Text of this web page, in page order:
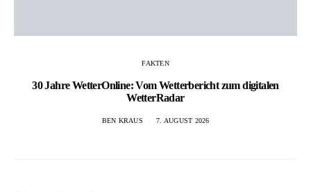
FAKTEN
30 Jahre WetterOnline: Vom Wetterbericht zum digitalen
WetterRadar
BEN KRAUS 7. AUGUST 2026